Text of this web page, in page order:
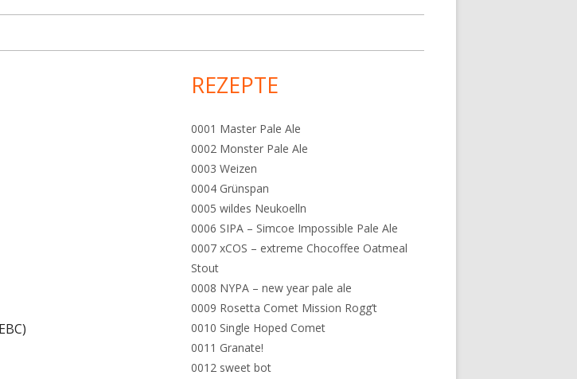
Haupt-
Seitenleiste
REZEPTE
0001 Master Pale Ale
0002 Monster Pale Ale
0003 Weizen
0004 Grünspan
0005 wildes Neukoelln
0006 SIPA – Simcoe Impossible Pale Ale
0007 xCOS – extreme Chocoffee Oatmeal
Stout
0008 NYPA – new year pale ale
0009 Rosetta Comet Mission Rogg’t
0010 Single Hoped Comet
0011 Granate!
0012 sweet bot